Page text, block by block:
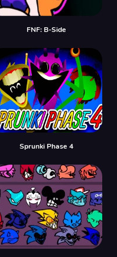
FNF: B-Side
Sprunki Phase 4